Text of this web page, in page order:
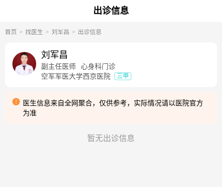
出诊信息
首页 找医生 刘军昌 出诊信息
刘军昌
副主任医师
心身科门诊
空军军医大学西京医院
三甲
医生信息来自全网聚合，仅供参考，实际情况请以医院官方
为准
暂无出诊信息